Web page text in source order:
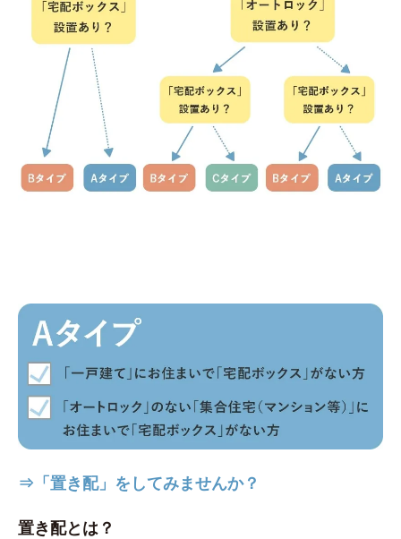
⇒「置き配」をしてみませんか？
置き配とは？